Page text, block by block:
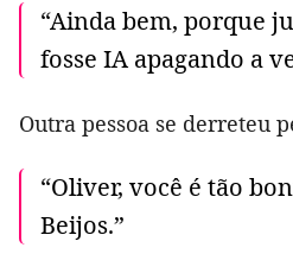
“Ainda bem, porque
fosse IA apagando a
Outra pessoa se derreteu
“Oliver, você é tão
Beijos.”